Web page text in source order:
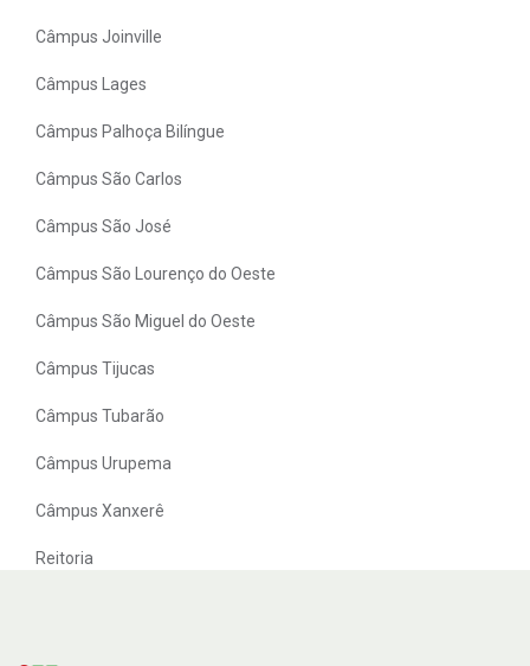
Câmpus Joinville
Câmpus Lages
Câmpus Palhoça Bilíngue
Câmpus São Carlos
Câmpus São José
Câmpus São Lourenço do Oeste
Câmpus São Miguel do Oeste
Câmpus Tijucas
Câmpus Tubarão
Câmpus Urupema
Câmpus Xanxerê
Reitoria